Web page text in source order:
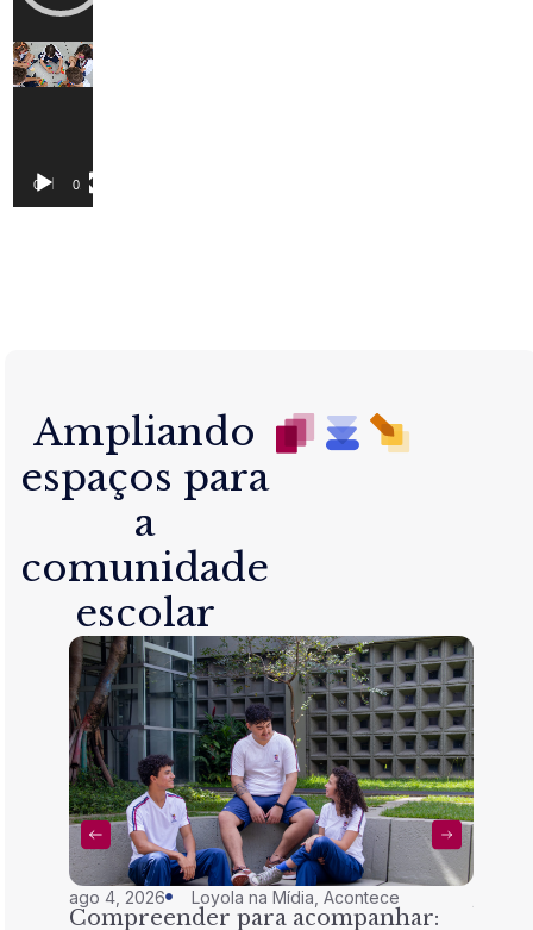
00:00 01:31
Ampliando
espaços para
a
comunidade
escolar
ago 4, 2026 Loyola na Mídia ,Acontece
Compreender para acompanhar: